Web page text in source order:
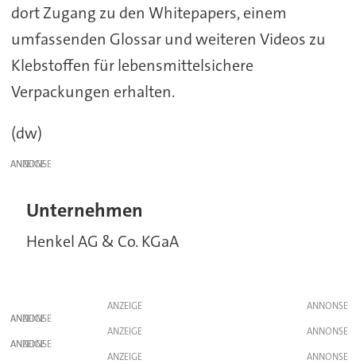
dort Zugang zu den Whitepapers, einem
umfassenden Glossar und weiteren Videos zu
Klebstoffen für lebensmittelsichere
Verpackungen erhalten.
(dw)
ANZEIGE
Unternehmen
Henkel AG & Co. KGaA
ANZEIGE
ANZEIGE
ANZEIGE
ANZEIGE
ANZEIGE